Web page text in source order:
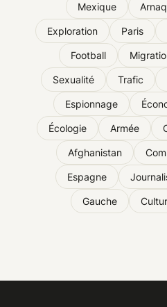
Mexique
Exploration Paris
Football
Sexualité Trafic
Espionnage
Écologie Armée
Afghanistan
Espagne
Gauche